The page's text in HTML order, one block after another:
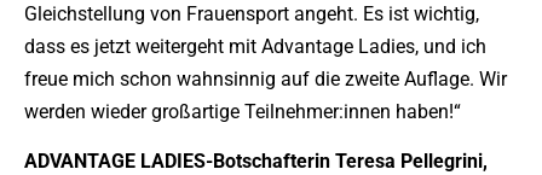
Gleichstellung von Frauensport angeht. Es ist wichtig,
dass es jetzt weitergeht mit Advantage Ladies, und ich
freue mich schon wahnsinnig auf die zweite Auflage. Wir
werden wieder großartige Teilnehmer:innen haben!“
ADVANTAGE LADIES-Botschafterin Teresa Pellegrini,